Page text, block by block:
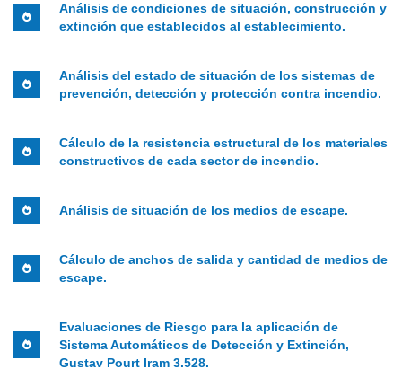
Análisis de condiciones de situación, construcción y
extinción que establecidos al establecimiento.
Análisis del estado de situación de los sistemas de
prevención, detección y protección contra incendio.
Cálculo de la resistencia estructural de los materiales
constructivos de cada sector de incendio.
Análisis de situación de los medios de escape.
Cálculo de anchos de salida y cantidad de medios de
escape.
Evaluaciones de Riesgo para la aplicación de
Sistema Automáticos de Detección y Extinción,
Gustav Pourt Iram 3.528.